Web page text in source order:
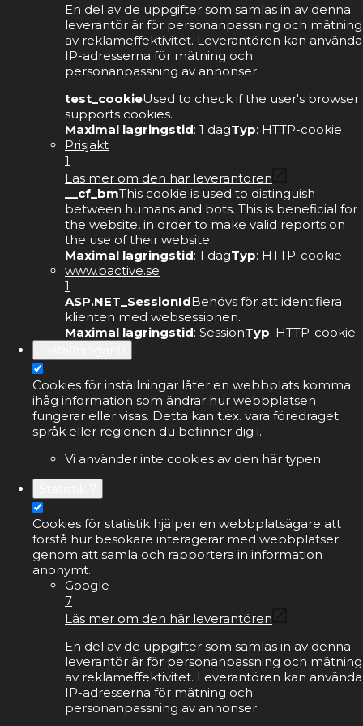
En del av de uppgifter som samlas in av denna
leverantör är för personanpassning och mätning
av reklameffektivitet. Leverantören kan använda
IP-adresserna för mätning och
personanpassning av annonser.
test_cookieUsed to check if the user's browser
supports cookies.
Maximal lagringstid: 1 dagTyp: HTTP-cookie
Prisjakt
1
Läs mer om den här leverantören
__cf_bmThis cookie is used to distinguish
between humans and bots. This is beneficial for
the website, in order to make valid reports on
the use of their website.
Maximal lagringstid: 1 dagTyp: HTTP-cookie
www.bactive.se
1
ASP.NET_SessionIdBehövs för att identifiera
klienten med websessionen.
Maximal lagringstid: SessionTyp: HTTP-cookie
Cookies för inställningar låter en webbplats komma
ihåg information som ändrar hur webbplatsen
fungerar eller visas. Detta kan t.ex. vara föredraget
språk eller regionen du befinner dig i.
Vi använder inte cookies av den här typen
Cookies för statistik hjälper en webbplatsägare att
förstå hur besökare interagerar med webbplatser
genom att samla och rapportera in information
anonymt.
Google
7
Läs mer om den här leverantören
En del av de uppgifter som samlas in av denna
leverantör är för personanpassning och mätning
av reklameffektivitet. Leverantören kan använda
IP-adresserna för mätning och
personanpassning av annonser.